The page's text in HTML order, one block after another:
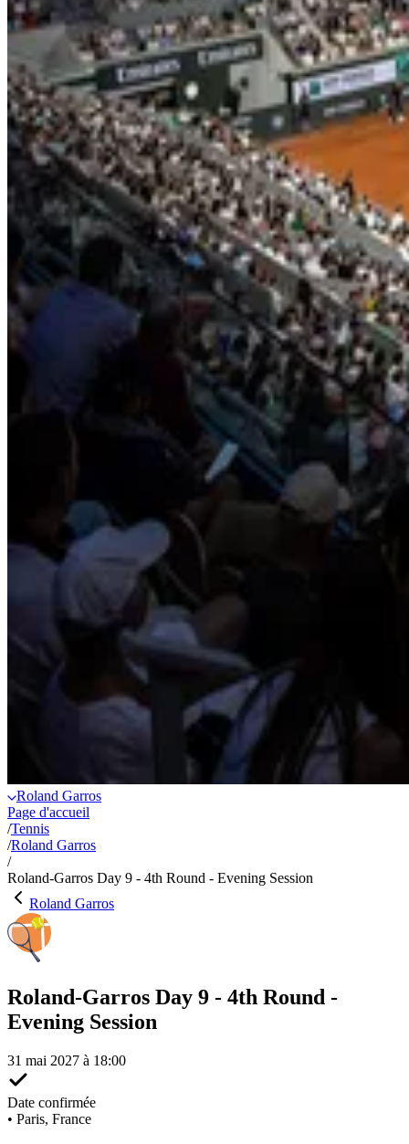
Roland Garros
Page d'accueil
/Tennis
/Roland Garros
/
Roland-Garros Day 9 - 4th Round - Evening Session
Roland Garros
Roland-Garros Day 9 - 4th Round -
Evening Session
31 mai 2027 à 18:00
Date confirmée
• Paris, France